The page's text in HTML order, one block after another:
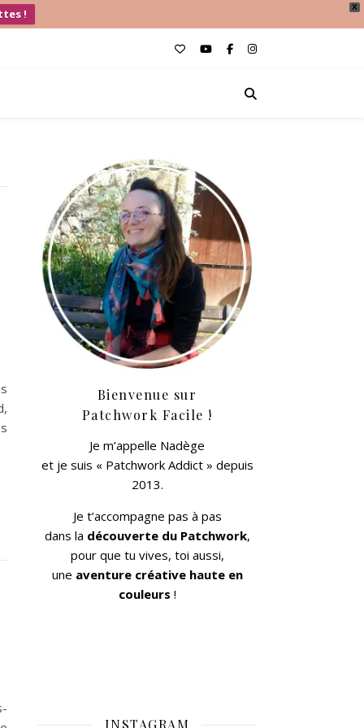
X
!
Bienvenue sur
Patchwork Facile !
Je m’appelle Nadège
et je suis « Patchwork Addict » depuis
2013.
Je t’accompagne pas à pas
dans la découverte du Patchwork,
pour que tu vives, toi aussi,
une aventure créative haute en
couleurs !
INSTAGRAM